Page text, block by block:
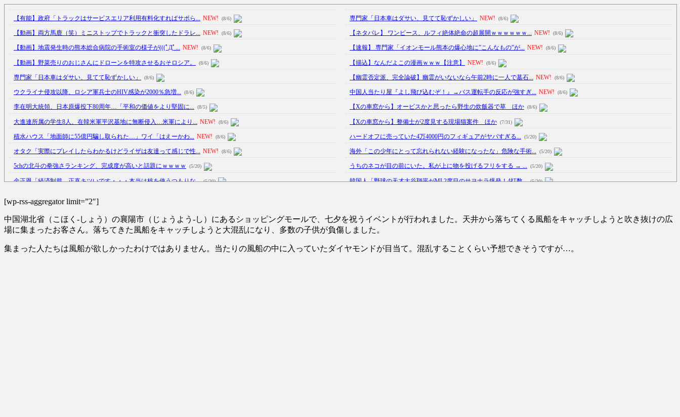
【有能】政府「トラックはサービスエリア利用有料化すればサボら... NEW! (8/6)
【動画】両方馬鹿（笑）ミニストップでトラックと衝突したドラレ... NEW! (8/6)
【動画】地震発生時の熊本総合病院の手術室の様子が(((ﾟДﾟ... NEW! (8/6)
【動画】野菜売りのおじさんにドローンを特攻させるおそロシア。 (8/6)
専門家「日本車はダサい、見てて恥ずかしい」 (8/6)
ウクライナ侵攻以降、ロシア軍兵士のHIV感染が2000％急増... (8/6)
李在明大統領、日本原爆投下80周年…「平和の価値をより堅固に... (8/5)
大進連所属の学生8人、在韓米軍平沢基地に無断侵入…米軍により... NEW! (8/6)
積水ハウス「地面師に55億円騙し取られた…」ワイ「はえーかわ... NEW! (8/6)
オタク「実際にプレイしたらわかるけどライザは友達って感じで性... NEW! (8/6)
5chの北斗の拳強さランキング、完成度が高いと話題にｗｗｗｗ (5/20)
金正恩「経済制裁、正直キツいです・・・本当は核を使うつもりな... (5/20)
顔20点、体80点と評価されていた女子学生が男子学生らの性の... (12/26)
専門家「日本車はダサい、見てて恥ずかしい」 NEW! (8/6)
【ネタバレ】 ワンピース、ルフィ絶体絶命の超展開ｗｗｗｗｗｗ... NEW! (8/6)
【速報】 専門家「イオンモール熊本の爆心地に”こんなもの”が... NEW! (8/6)
【描込】なんだよこの漫画ｗｗｗ【注意】 NEW! (8/6)
【幽霊否定派、完全論破】幽霊がいないなら午前2時に一人で墓石... NEW! (8/6)
中国人当たり屋『よし飛び込むぞ！』→バス運転手の反応が強すぎ... NEW! (8/6)
【Xの車窓から】オービスかと思ったら野生の炊飯器で草 ほか (8/6)
【Xの車窓から】整備士が2度見する現場猫案件 ほか (7/31)
ハードオフに売っていた4万4000円のフィギュアがヤバすぎる... (5/20)
海外「この少年にとって忘れられない経験になったな」危険な手術... (5/20)
うちのネコが目の前にいた。私が上に物を投げるフリをする → ... (5/20)
韓国人「野球の天才大谷翔平がML2度目のサヨナラ爆発！4打数... (5/20)
【中国】パトカーの前で好演技www当たり屋やお煽り運転など盛...
【怒報】撮影車を叩く当て逃げ老害を追跡！警察も出動する騒ぎに
[wp-rss-aggregator limit=”2″]
中国湖北省（こほく-しょう）の襄陽市（じょうよう-し）にあるショッピングモールで、七夕を祝うイベントが行われました。天井から落ちてくる風船をキャッチしようと吹き抜けの広
場に集まったお客さん。落ちてきた風船をキャッチしようと大混乱になり、多数の子供が負傷しました。
集まった人たちは風船が欲しかったわけではありません。当たりの風船の中に入っていたダイヤモンドが目当て。混乱することくらい予想できそうですが…。